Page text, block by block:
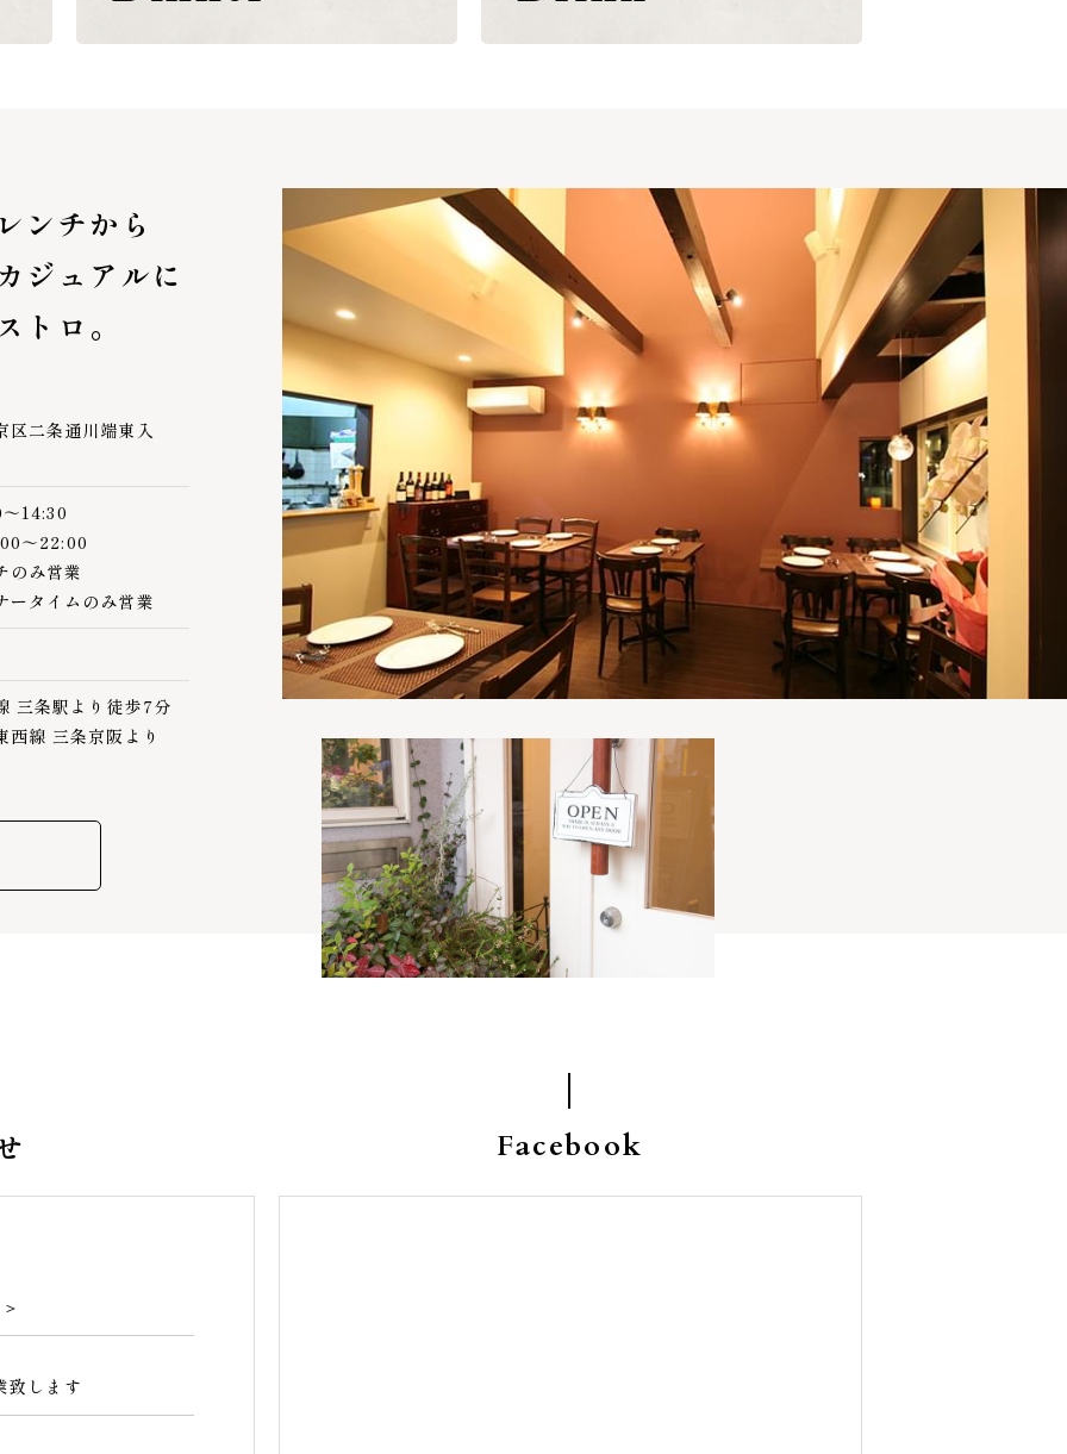
ンチから
ジュアルに
トロ。
区二条通川端東入
14:30
～22:00
のみ営業
タイムのみ営業
三条駅より徒歩7分
西線 三条京阪より
致します
Facebook